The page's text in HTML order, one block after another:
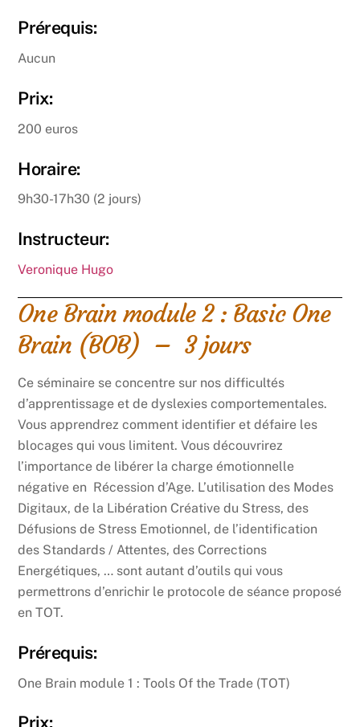
Prérequis:
Aucun
Prix:
200 euros
Horaire:
9h30-17h30 (2 jours)
Instructeur:
Veronique Hugo
One Brain module 2 : Basic One
Brain (BOB) – 3 jours
Ce séminaire se concentre sur nos difficultés
d’apprentissage et de dyslexies comportementales.
Vous apprendrez comment identifier et défaire les
blocages qui vous limitent. Vous découvrirez
l’importance de libérer la charge émotionnelle
négative en Récession d’Age. L’utilisation des Modes
Digitaux, de la Libération Créative du Stress, des
Défusions de Stress Emotionnel, de l’identification
des Standards / Attentes, des Corrections
Energétiques, … sont autant d’outils qui vous
permettrons d’enrichir le protocole de séance proposé
en TOT.
Prérequis:
One Brain module 1 : Tools Of the Trade (TOT)
Prix: